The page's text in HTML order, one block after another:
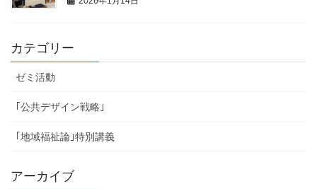
カテゴリー
ゼミ活動
｢公共デザイン戦略｣
｢地域福祉論｣特別講義
アーカイブ